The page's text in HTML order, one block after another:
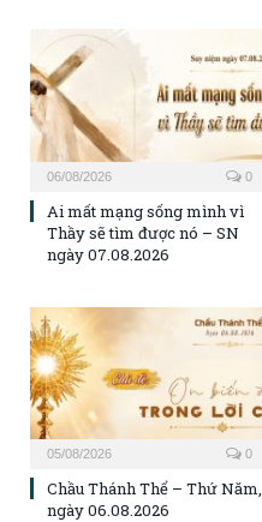
06/08/2026 0
Ai mất mạng sống mình vì
Thầy sẽ tìm được nó – SN
ngày 07.08.2026
05/08/2026 0
Chầu Thánh Thể – Thứ Năm,
ngày 06.08.2026